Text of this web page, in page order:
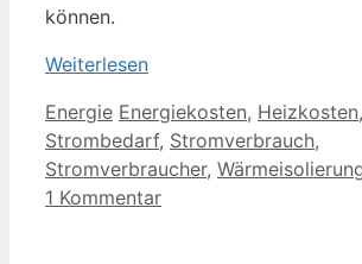
können.
Weiterlesen
Kategorien
Energie Schlagwörter
Energiekosten, Heizkosten,
Strombedarf, Stromverbrauch,
Stromverbraucher,
1 Kommentar